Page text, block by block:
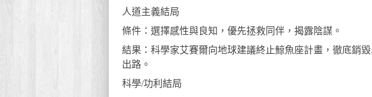
人道主義結局
條件：選擇感性與良知，優先拯救同伴，揭露陰謀。
結果：科學家艾賽爾向地球建議終止鯨魚座計畫，徹底銷
出路。
科學/功利結局